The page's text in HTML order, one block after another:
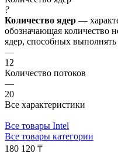
?
Количество ядер —
обозначающая количество
ядер, способных выполнять
—
12
Количество потоков
—
20
Все характеристики
Все товары Intel
Все товары категории
180 120 ₸